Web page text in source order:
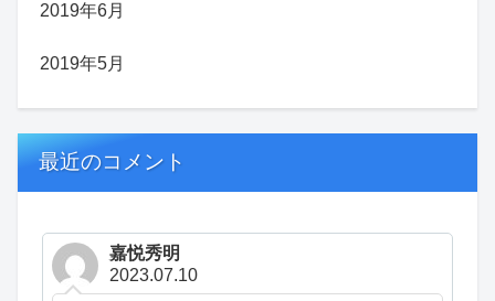
2019年6月
2019年5月
最近のコメント
嘉悦秀明
2023.07.10